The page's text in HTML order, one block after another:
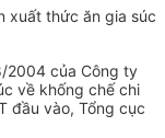
xuất thức ăn gia súc
2004 của Công ty
về khống chế chi
đầu vào, Tổng cục